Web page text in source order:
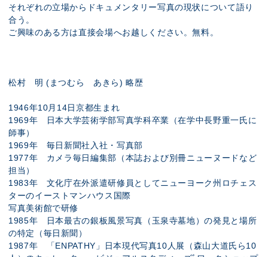
それぞれの立場からドキュメンタリー写真の現状について語り
合う。
ご興味のある方は直接会場へお越しください。無料。
松村 明 (まつむら あきら) 略歴
1946年10月14日京都生まれ
1969年 日本大学芸術学部写真学科卒業（在学中長野重一氏に
師事）
1969年 毎日新聞社入社・写真部
1977年 カメラ毎日編集部（本誌および別冊ニューヌードなど
担当）
1983年 文化庁在外派遣研修員としてニューヨーク州ロチェス
ターのイーストマンハウス国際
写真美術館で研修
1985年 日本最古の銀板風景写真（玉泉寺墓地）の発見と場所
の特定（毎日新聞）
1987年 「ENPATHY」日本現代写真10人展（森山大道氏ら10